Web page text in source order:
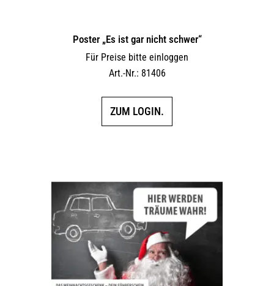
Poster „Es ist gar nicht schwer“
Für Preise bitte einloggen
Art.-Nr.: 81406
ZUM LOGIN.